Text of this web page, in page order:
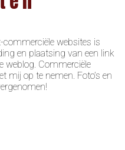
commerciële websites is
en plaatsing van een link
weblog. Commerciële
mij op te nemen. Foto’s en